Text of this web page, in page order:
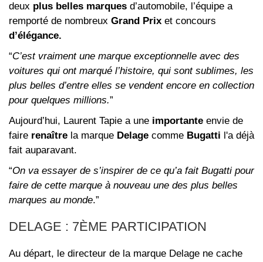
deux plus belles marques d’automobile, l’équipe a
remporté de nombreux Grand Prix et concours
d’élégance.
“C’est vraiment une marque exceptionnelle avec des
voitures qui ont marqué l’histoire, qui sont sublimes, les
plus belles d’entre elles se vendent encore en collection
pour quelques millions.”
Aujourd’hui, Laurent Tapie a une importante envie de
faire renaître la marque Delage comme Bugatti l'a déjà
fait auparavant.
“On va essayer de s’inspirer de ce qu’a fait Bugatti pour
faire de cette marque à nouveau une des plus belles
marques au monde.”
DELAGE : 7ÈME PARTICIPATION
Au départ, le directeur de la marque Delage ne cache